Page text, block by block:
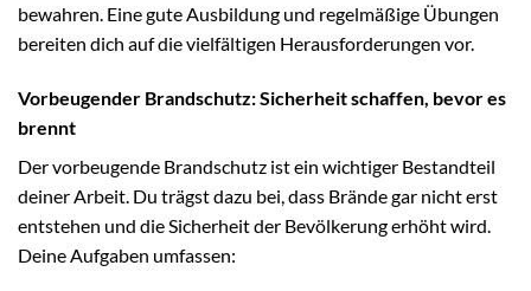
bewahren. Eine gute Ausbildung und regelmäßige Übungen
bereiten dich auf die vielfältigen Herausforderungen vor.
Vorbeugender Brandschutz: Sicherheit schaffen, bevor es
brennt
Der vorbeugende Brandschutz ist ein wichtiger Bestandteil
deiner Arbeit. Du trägst dazu bei, dass Brände gar nicht erst
entstehen und die Sicherheit der Bevölkerung erhöht wird.
Deine Aufgaben umfassen: